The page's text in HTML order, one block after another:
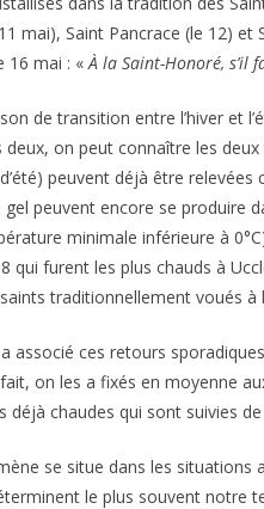
mai), Saint Pancrace (le 12) et
16 mai : « À la Saint-Honoré, s’il
de transition entre l’hiver et
on peut connaître les
peuvent déjà être
peuvent encore se produire
minimale inférieure à
qui furent les plus chauds à
traditionnellement voués à
associé ces retours
on les a fixés en moyenne
déjà chaudes qui sont suivies
se situe dans les
le plus souvent